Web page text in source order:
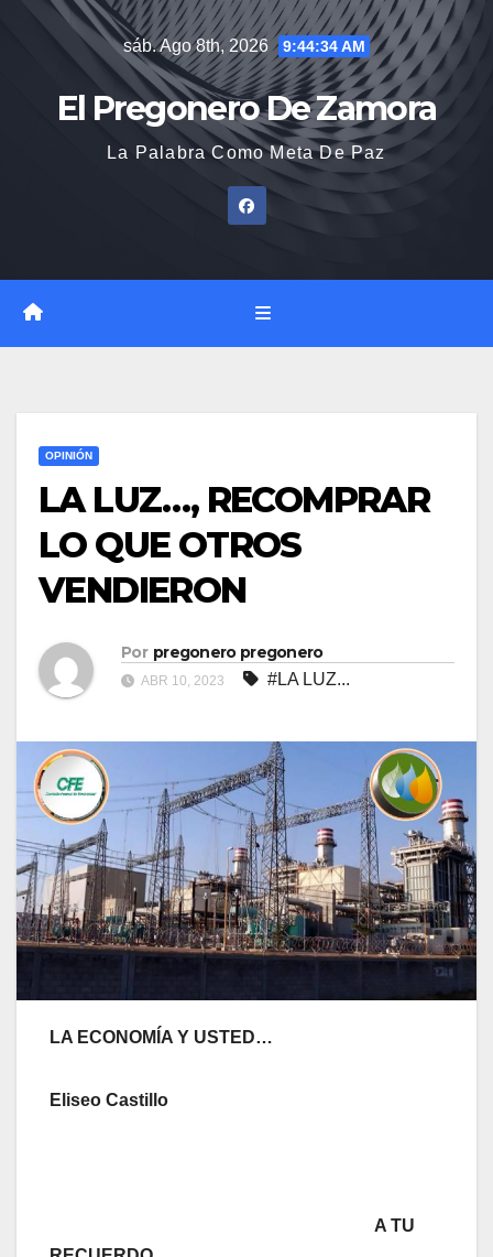
sáb. Ago 8th, 2026 9:44:36 AM
El Pregonero De Zamora
La Palabra Como Meta De Paz
OPINIÓN
LA LUZ…, RECOMPRAR
LO QUE OTROS
VENDIERON
Por pregonero pregonero
ABR 10, 2023 #LA LUZ...
LA ECONOMÍA Y USTED…
Eliseo Castillo
A TU